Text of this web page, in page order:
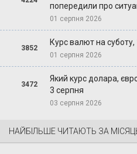
попередили про
01 серпня 2026
3852
Курс валют на суботу,
01 серпня 2026
3472
Який курс долара,
3 серпня
03 серпня 2026
НАЙБІЛЬШЕ ЧИТАЮТЬ ЗА